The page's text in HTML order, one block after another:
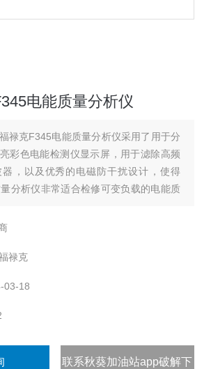
电能质量分析仪
禄克F345电能质量分析仪采用了用于分
彩色电能检测仪显示屏，用于滤除高频
，以及优秀的电磁防干扰设计，使得
分析仪非常适合检修可变负载的电能质
测量直流电流。 Fluke345电能质量分
问题。
禄克
03-18
联系秋葵加油站app破解下